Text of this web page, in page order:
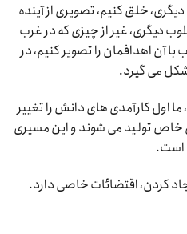
خلق کنیم، تصویری از آینده
دیگری، غیر از چیزی که در غرب
آن اهدافمان را تصویر کنیم، در
می گیرد.
اول کارآمدی های دانش را تغییر
خاص تولید می شوند و این مسیری
است.
کردن، اقتضائات خاصی دارد.